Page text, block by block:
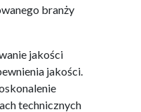
branży
jakości
jakości.
technicznych